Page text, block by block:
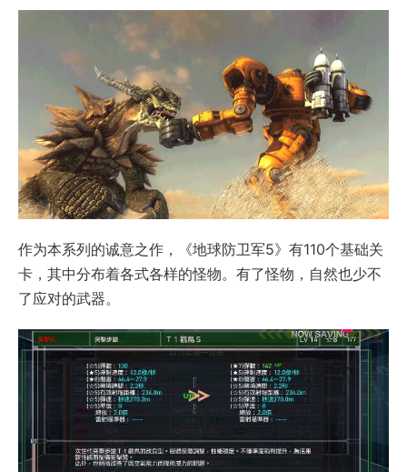
作为本系列的诚意之作，《地球防卫军5》有110个基础关
卡，其中分布着各式各样的怪物。有了怪物，自然也少不
了应对的武器。